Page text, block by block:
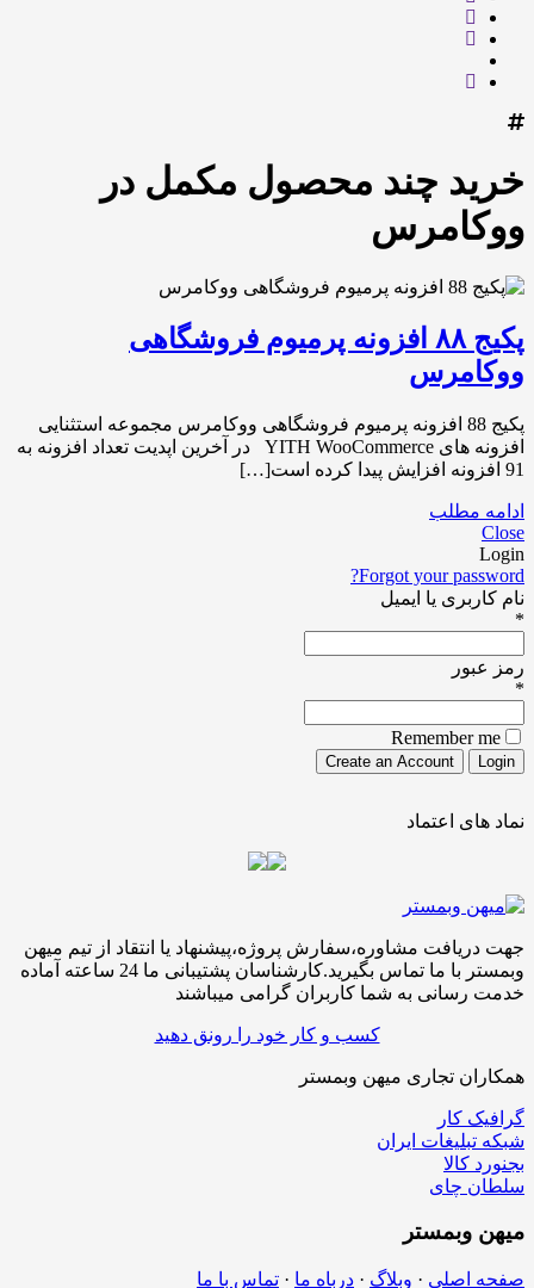
خرید چند محصول مکمل در
ووکامرس
پکیج ۸۸ افزونه پرمیوم فروشگاهی
ووکامرس
پکیج 88 افزونه پرمیوم فروشگاهی ووکامرس مجموعه استثنایی
افزونه های YITH WooCommerce در آخرین اپدیت تعداد افزونه به
91 افزونه افزایش پیدا کرده است[…]
ادامه مطلب
Close
Login
Forgot your password?
نام کاربری یا ایمیل
*
رمز عبور
*
Remember me
نماد های اعتماد
جهت دریافت مشاوره،سفارش پروژه،پیشنهاد یا انتقاد از تیم میهن
وبمستر با ما تماس بگیرید.کارشناسان پشتیبانی ما 24 ساعته آماده
خدمت رسانی به شما کاربران گرامی میباشند
کسب و کار خود را رونق دهید
همکاران تجاری میهن وبمستر
گرافیک کار
شبکه تبلیغات ایران
بجنورد کالا
سلطان چای
میهن وبمستر
صفحه اصلی · وبلاگ · درباه ما · تماس با ما